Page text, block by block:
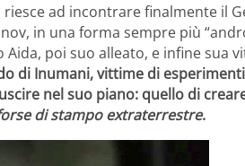
ad incontrare finalmente il
in una forma sempre più
poi suo alleato, e infine sua
di Inumani, vittime di
nel suo piano: quello di
di stampo extraterrestre.